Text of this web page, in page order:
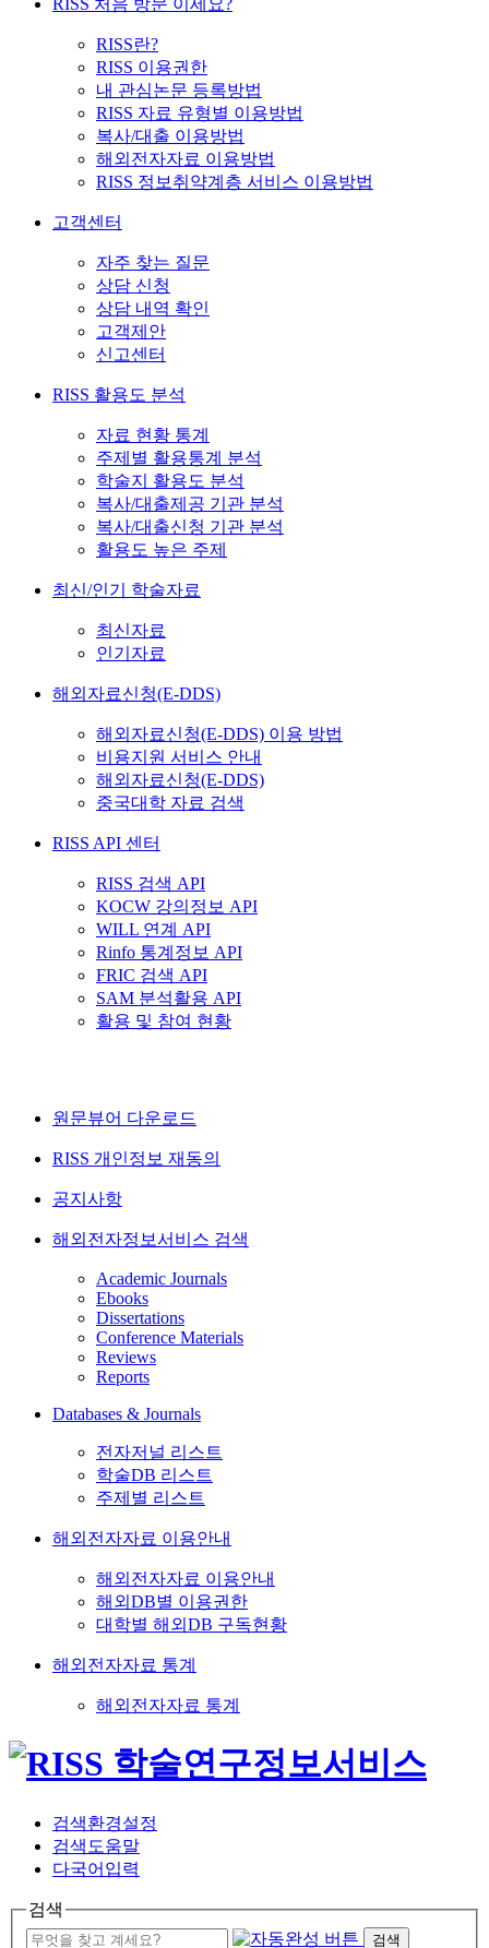
RISS 처음 방문 이세요?
RISS란?
RISS 이용권한
내 관심논문 등록방법
RISS 자료 유형별 이용방법
복사/대출 이용방법
해외전자자료 이용방법
RISS 정보취약계층 서비스 이용방법
고객센터
자주 찾는 질문
상담 신청
상담 내역 확인
고객제안
신고센터
RISS 활용도 분석
자료 현황 통계
주제별 활용통계 분석
학술지 활용도 분석
복사/대출제공 기관 분석
복사/대출신청 기관 분석
활용도 높은 주제
최신/인기 학술자료
최신자료
인기자료
해외자료신청(E-DDS)
해외자료신청(E-DDS) 이용 방법
비용지원 서비스 안내
해외자료신청(E-DDS)
중국대학 자료 검색
RISS API 센터
RISS 검색 API
KOCW 강의정보 API
WILL 연계 API
Rinfo 통계정보 API
FRIC 검색 API
SAM 분석활용 API
활용 및 참여 현황
원문뷰어 다운로드
RISS 개인정보 재동의
공지사항
해외전자정보서비스 검색
Academic Journals
Ebooks
Dissertations
Conference Materials
Reviews
Reports
Databases & Journals
전자저널 리스트
학술DB 리스트
주제별 리스트
해외전자자료 이용안내
해외전자자료 이용안내
해외DB별 이용권한
대학별 해외DB 구독현황
해외전자자료 통계
해외전자자료 통계
검색환경설정
검색도움말
다국어입력
검색
검색